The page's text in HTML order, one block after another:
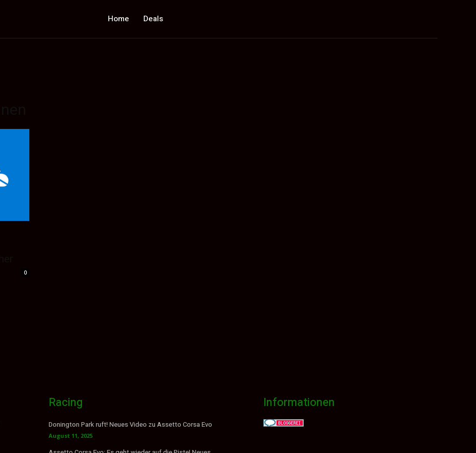
Home Deals
0
Racing
Donington Park ruft! Neues Video zu Assetto Corsa Evo
August 11, 2025
Informationen